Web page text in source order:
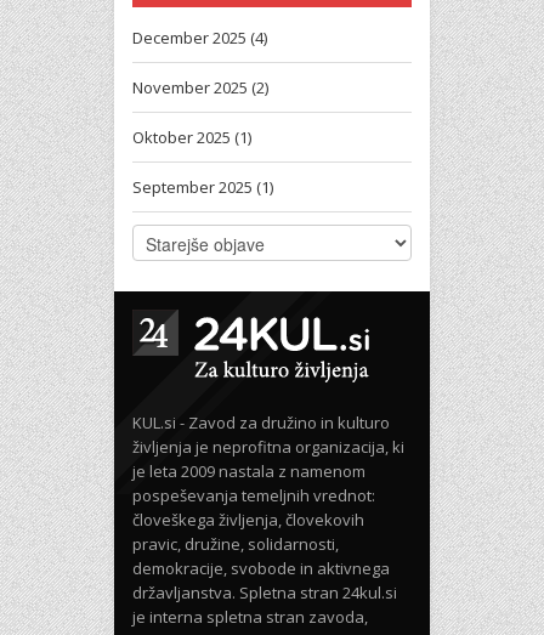
December 2025 (4)
November 2025 (2)
Oktober 2025 (1)
September 2025 (1)
KUL.si - Zavod za družino in kulturo
življenja je neprofitna organizacija, ki
je leta 2009 nastala z namenom
pospeševanja temeljnih vrednot:
človeškega življenja, človekovih
pravic, družine, solidarnosti,
demokracije, svobode in aktivnega
državljanstva. Spletna stran 24kul.si
je interna spletna stran zavoda,